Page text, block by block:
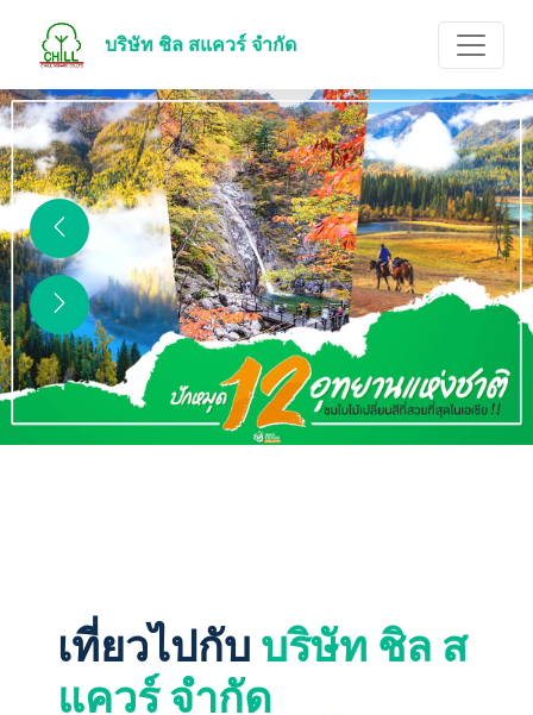
บริษัท ชิล สแควร์ จำกัด
เที่ยวไปกับ บริษัท ชิล ส
แควร์ จำกัด